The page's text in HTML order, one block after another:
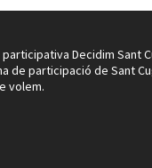
Decidim Sant
de participació de Sant
volem.